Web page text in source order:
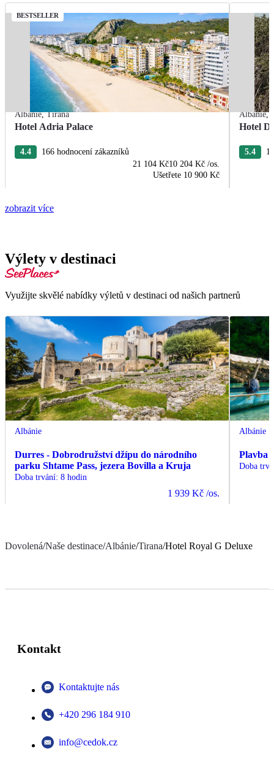
BESTSELLER
Albánie,Tirana
Hotel Adria Palace
4.4
166 hodnocení zákazníků
21 104 Kč10 204 Kč /os.
Ušetřete 10 900 Kč
Albánie,
Hotel
5.4
zobrazit více
Výlety v destinaci
Využijte skvělé nabídky výletů v destinaci od našich partnerů
Albánie
Durres - Dobrodružství džípu do národního
parku Shtame Pass, jezera Bovilla a Kruja
Doba trvání: 8 hodin
1 939 Kč /os.
Albánie
Plavba
Doba
Dovolená/Naše destinace/Albánie/Tirana/Hotel Royal G Deluxe
Kontakt
Kontaktujte nás
+420 296 184 910
info@cedok.cz